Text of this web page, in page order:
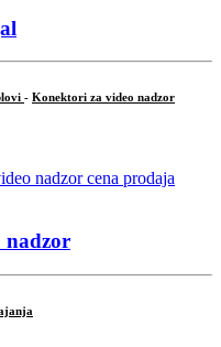
- Konektori za video nadzor
nadzor